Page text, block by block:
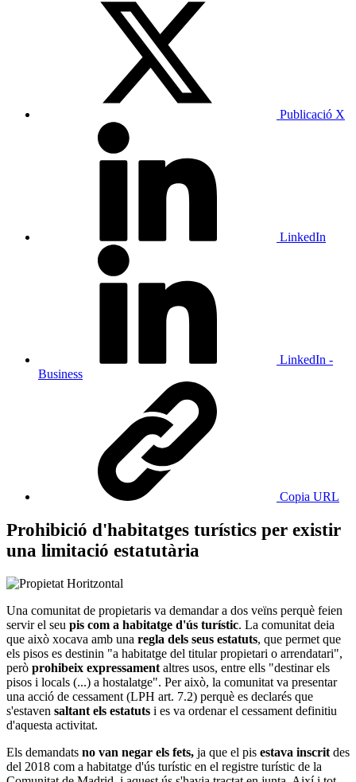
Publicació X
LinkedIn
LinkedIn -
Business
Copia URL
Prohibició d'habitatges turístics per existir
una limitació estatutària
Una comunitat de propietaris va demandar a dos veïns perquè feien
servir el seu pis com a habitatge d'ús turístic. La comunitat deia
que això xocava amb una regla dels seus estatuts, que permet que
els pisos es destinin "a habitatge del titular propietari o arrendatari",
però prohibeix expressament altres usos, entre ells "destinar els
pisos i locals (...) a hostalatge". Per això, la comunitat va presentar
una acció de cessament (LPH art. 7.2) perquè es declarés que
s'estaven saltant els estatuts i es va ordenar el cessament definitiu
d'aquesta activitat.
Els demandats no van negar els fets, ja que el pis estava inscrit des
del 2018 com a habitatge d'ús turístic en el registre turístic de la